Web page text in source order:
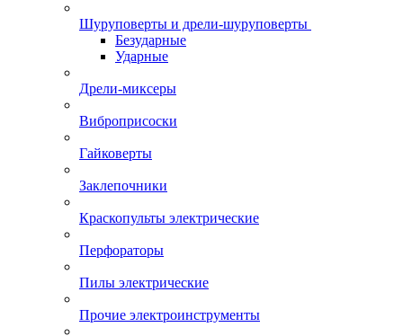
Шуруповерты и дрели-шуруповерты
Безударные
Ударные
Дрели-миксеры
Виброприсоски
Гайковерты
Заклепочники
Краскопульты электрические
Перфораторы
Пилы электрические
Прочие электроинструменты